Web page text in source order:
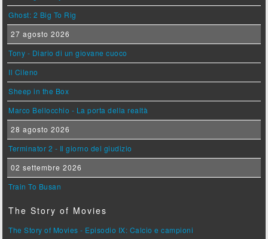
Ghost: 2 Big To Rig
27 agosto 2026
Tony - Diario di un giovane cuoco
Il Cileno
Sheep in the Box
Marco Bellocchio - La porta della realtà
28 agosto 2026
Terminator 2 - Il giorno del giudizio
02 settembre 2026
Train To Busan
The Story of Movies
The Story of Movies - Episodio IX: Calcio e campioni